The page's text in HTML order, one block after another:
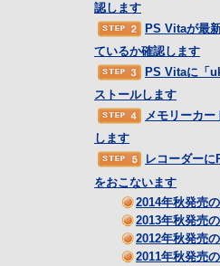
認します
PS Vitaが最
ているか確認します
PS Vitaに「
ストールします
メモリーカ
します
レコーダー
をおこないます
2014年秋発売
2013年秋発売
2012年秋発売
2011年秋発売